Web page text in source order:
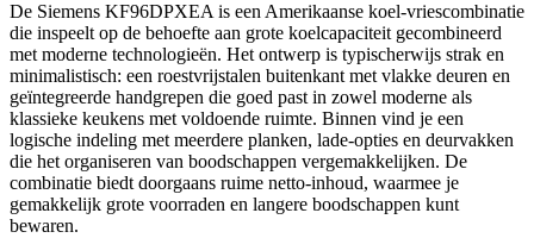
De Siemens KF96DPXEA is een Amerikaanse koel-vriescombinatie
die inspeelt op de behoefte aan grote koelcapaciteit gecombineerd
met moderne technologieën. Het ontwerp is typischerwijs strak en
minimalistisch: een roestvrijstalen buitenkant met vlakke deuren en
geïntegreerde handgrepen die goed past in zowel moderne als
klassieke keukens met voldoende ruimte. Binnen vind je een
logische indeling met meerdere planken, lade-opties en deurvakken
die het organiseren van boodschappen vergemakkelijken. De
combinatie biedt doorgaans ruime netto-inhoud, waarmee je
gemakkelijk grote voorraden en langere boodschappen kunt
bewaren.